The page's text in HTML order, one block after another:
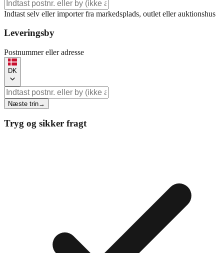
Indtast selv eller importer fra markedsplads, outlet eller auktionshus
Leveringsby
Postnummer eller adresse
DK
Næste trin→
Tryg og sikker fragt